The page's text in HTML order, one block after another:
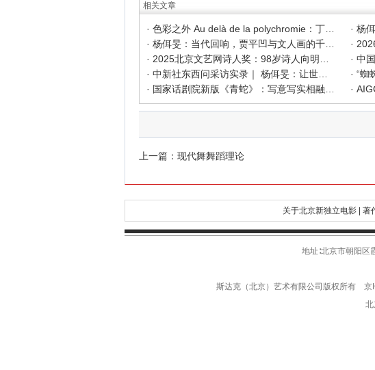
相关文章
· “蜘
·
上一篇： 现代舞舞蹈理论
关于北京新独立电影 | 著
地址∶北京市朝阳
斯达克（北京）艺术有限公司版权所有 京
北